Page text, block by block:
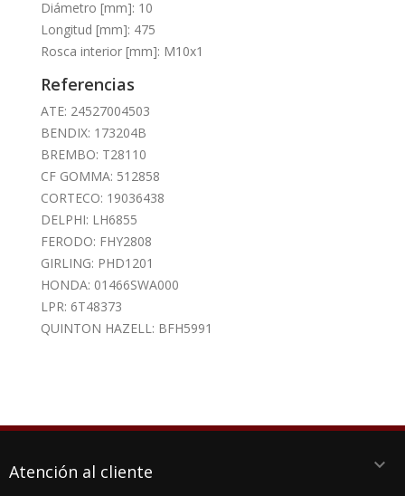
Diámetro [mm]: 10
Longitud [mm]: 475
Rosca interior [mm]: M10x1
Referencias
ATE: 24527004503
BENDIX: 173204B
BREMBO: T28110
CF GOMMA: 512858
CORTECO: 19036438
DELPHI: LH6855
FERODO: FHY2808
GIRLING: PHD1201
HONDA: 01466SWA000
LPR: 6T48373
QUINTON HAZELL: BFH5991
Atención al cliente keyboard_arrow_down